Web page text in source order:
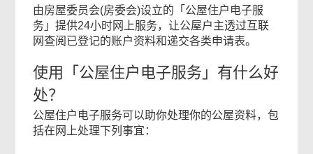
由房屋委员会(房委会)设立的「公屋住户电子服
务」提供24小时网上服务，让公屋户主透过互联
网查阅已登记的账户资料和递交各类申请表。
使用「公屋住户电子服务」有什么好
处？
公屋住户电子服务可以助你处理你的公屋资料，包
括在网上处理下列事宜：